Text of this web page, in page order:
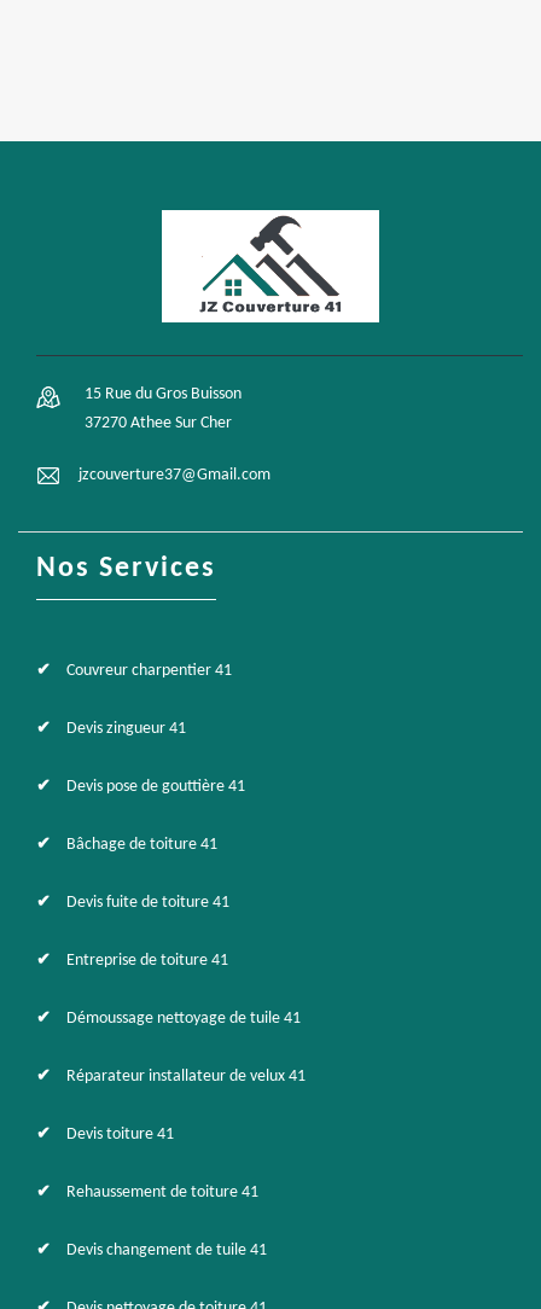
15 Rue du Gros Buisson
37270 Athee Sur Cher
jzcouverture37@Gmail.com
Nos Services
Couvreur charpentier 41
Devis zingueur 41
Devis pose de gouttière 41
Bâchage de toiture 41
Devis fuite de toiture 41
Entreprise de toiture 41
Démoussage nettoyage de tuile 41
Réparateur installateur de velux 41
Devis toiture 41
Rehaussement de toiture 41
Devis changement de tuile 41